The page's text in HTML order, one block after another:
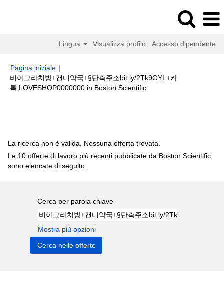
Lingua Visualizza profilo Accesso dipendente
Pagina iniziale |
비아그라처방+캔디약국+§단축주소bit.ly/2Tk9GYL+카
톡:LOVESHOP0000000 in Boston Scientific(pagina
La ricerca non è valida. Nessuna offerta trovata.
Le 10 offerte di lavoro più recenti pubblicate da Boston Scientific
sono elencate di seguito.
Cerca per parola chiave
Mostra più opzioni